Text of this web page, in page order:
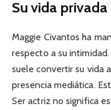
Su vida privada
Maggie Civantos ha
respecto a su
suele convertir su vida
presencia mediática.
Ser actriz no significa